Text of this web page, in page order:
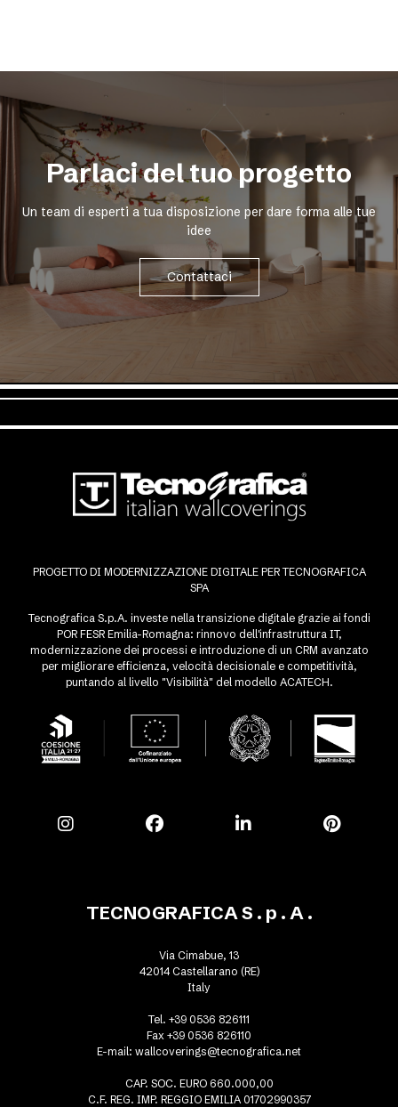
Parlaci del tuo progetto
Un team di esperti a tua disposizione per dare forma alle tue
idee
Contattaci
PROGETTO DI MODERNIZZAZIONE DIGITALE PER TECNOGRAFICA
SPA
Tecnografica S.p.A. investe nella transizione digitale grazie ai fondi
POR FESR Emilia-Romagna: rinnovo dell'infrastruttura IT,
modernizzazione dei processi e introduzione di un CRM avanzato
per migliorare efficienza, velocità decisionale e competitività,
puntando al livello "Visibilità" del modello ACATECH.
TECNOGRAFICA S . p . A .
Via Cimabue, 13
42014 Castellarano (RE)
Italy
Tel. +39 0536 826111
Fax +39 0536 826110
E-mail: wallcoverings@tecnografica.net
CAP. SOC. EURO 660.000,00
C.F. REG. IMP. REGGIO EMILIA 01702990357